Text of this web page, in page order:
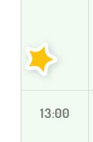
13:00